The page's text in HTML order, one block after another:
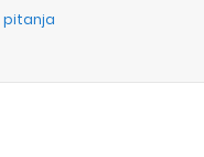
pitanja